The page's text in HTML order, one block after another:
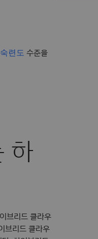
련도 수준을
하
브리드 클라우
브리드 클라우